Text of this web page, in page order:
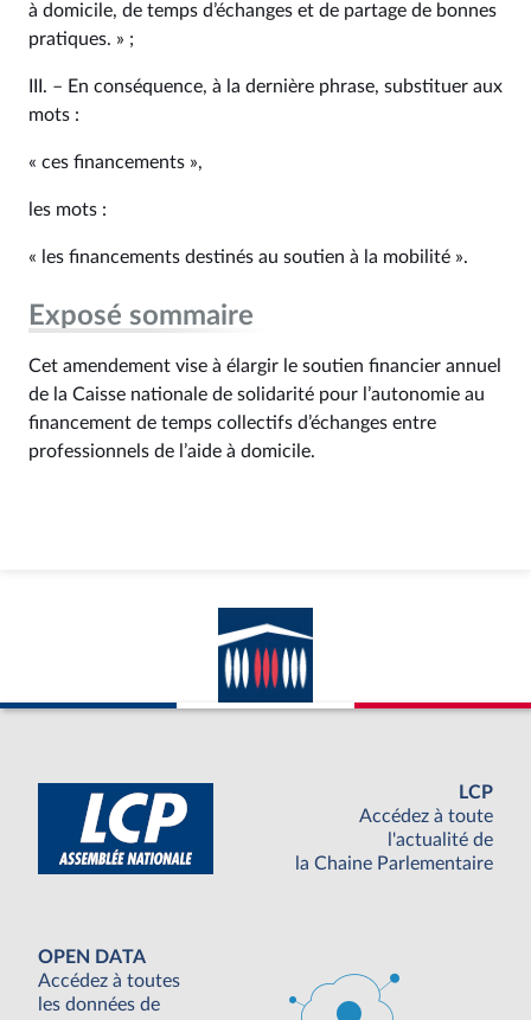
à domicile, de temps d’échanges et de partage de bonnes
pratiques. » ;
III. – En conséquence, à la dernière phrase, substituer aux
mots :
« ces financements »,
les mots :
« les financements destinés au soutien à la mobilité ».
Exposé sommaire
Cet amendement vise à élargir le soutien financier annuel
de la Caisse nationale de solidarité pour l’autonomie au
financement de temps collectifs d’échanges entre
professionnels de l’aide à domicile.
LCP
Accédez à toute
l'actualité de
la Chaine Parlementaire
OPEN DATA
Accédez à toutes
les données de